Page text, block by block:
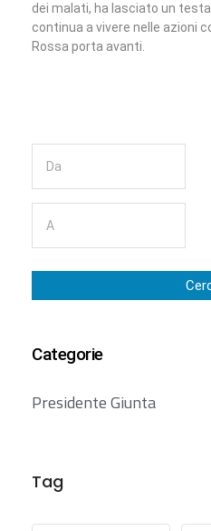
dei malati, ha lasciato un
continua a vivere nelle azioni
Rossa porta avanti.
Categorie
Presidente Giunta
Tag